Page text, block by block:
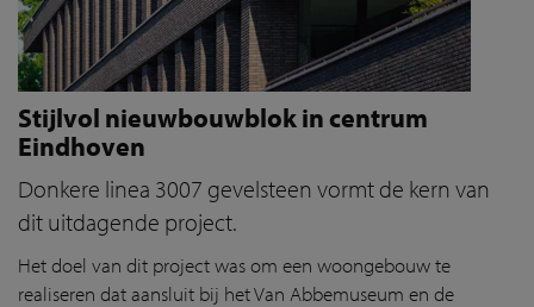
Stijlvol nieuwbouwblok in centrum
Eindhoven
Donkere linea 3007 gevelsteen vormt de kern van
dit uitdagende project.
Het doel van dit project was om een woongebouw te
realiseren dat aansluit bij het Van Abbemuseum en de